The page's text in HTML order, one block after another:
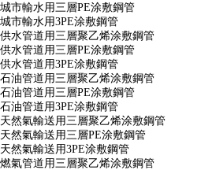
城市輸水用三層PE涂敷鋼管
城市輸水用3PE涂敷鋼管
供水管道用三層聚乙烯涂敷鋼管
供水管道用三層PE涂敷鋼管
供水管道用3PE涂敷鋼管
石油管道用三層聚乙烯涂敷鋼管
石油管道用三層PE涂敷鋼管
石油管道用3PE涂敷鋼管
天然氣輸送用三層聚乙烯涂敷鋼管
天然氣輸送用三層PE涂敷鋼管
天然氣輸送用3PE涂敷鋼管
燃氣管道用三層聚乙烯涂敷鋼管